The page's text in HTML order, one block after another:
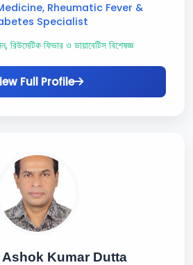
Rheumatic Fever &
Specialist
রিউমেটিক ফিভার ও ডায়াবেটিস বিশেষজ্ঞ
Full Profile
Ashok Kumar Dutta